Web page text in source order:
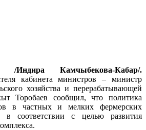
/Индира Камчыбекова-Кабар/.
кабинета министров – министр
хозяйства и перерабатывающей
Торобаев сообщил, что политика
в частных и мелких фермерских
в соответствии с целью развития